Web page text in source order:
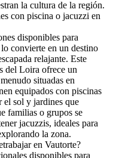
la cultura de la región.
con piscina o jacuzzi en
disponibles para
convierte en un destino
relajante. Este
del Loira ofrece un
situadas en
equipados con piscinas
el sol y jardines que
familias o grupos se
jacuzzis, ideales para
la zona.
en Vautorte?
disponibles para